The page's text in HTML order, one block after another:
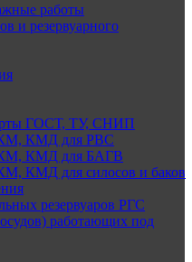
работы
и резервуарного
ГОСТ, ТУ, СНИП
КМД для РВС
КМД для БАГВ
КМД для силосов и баков
резервуаров РГС
работающих под